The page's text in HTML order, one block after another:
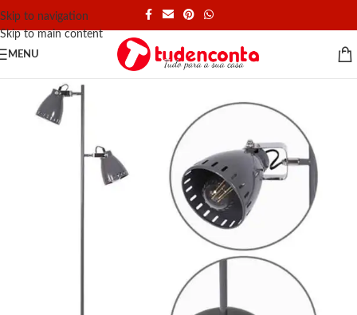
Skip to navigation
Skip to main content
MENU